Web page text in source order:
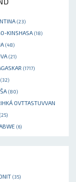
(23)
KINSHASA (18)
(48)
(21)
(1717)
(32)
(80)
OVTTASTUVVAN
(25)
(6)
(35)